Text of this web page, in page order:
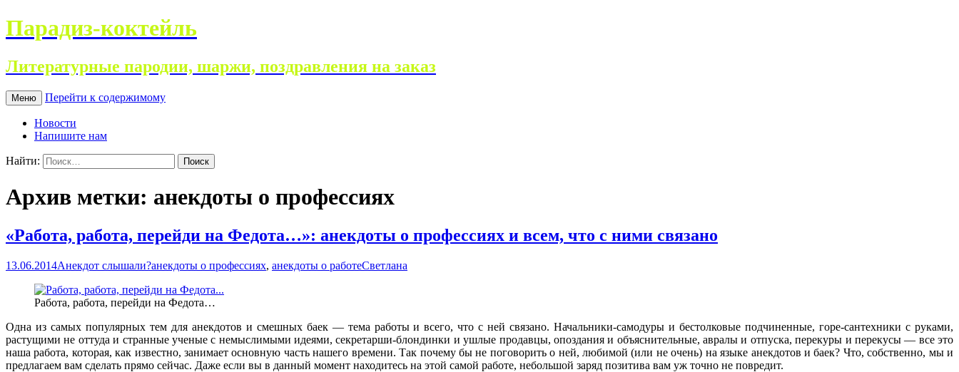
Парадиз-коктейль
Литературные пародии, шаржи, поздравления на заказ
Меню Перейти к содержимому
Новости
Напишите нам
Найти:
Архив метки: анекдоты о профессиях
«Работа, работа, перейди на Федота…»: анекдоты о профессиях и всем, что с ними связано
13.06.2014Анекдот слышали?анекдоты о профессиях, анекдоты о работеСветлана
Работа, работа, перейди на Федота…
Одна из самых популярных тем для анекдотов и смешных баек — тема работы и всего, что с ней связано. Начальники-самодуры и бестолковые подчиненные, горе-сантехники с руками,
растущими не оттуда и странные ученые с немыслимыми идеями, секретарши-блондинки и ушлые продавцы, опоздания и объяснительные, авралы и отпуска, перекуры и перекусы — все это
наша работа, которая, как известно, занимает основную часть нашего времени. Так почему бы не поговорить о ней, любимой (или не очень) на языке анекдотов и баек? Что, собственно, мы и
предлагаем вам сделать прямо сейчас. Даже если вы в данный момент находитесь на этой самой работе, небольшой заряд позитива вам уж точно не повредит.